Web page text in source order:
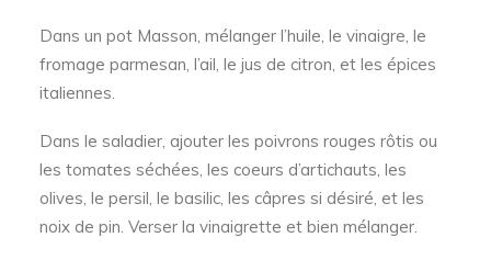
Dans un pot Masson, mélanger l’huile, le vinaigre, le
fromage parmesan, l’ail, le jus de citron, et les épices
italiennes.
Dans le saladier, ajouter les poivrons rouges rôtis ou
les tomates séchées, les coeurs d’artichauts, les
olives, le persil, le basilic, les câpres si désiré, et les
noix de pin. Verser la vinaigrette et bien mélanger.